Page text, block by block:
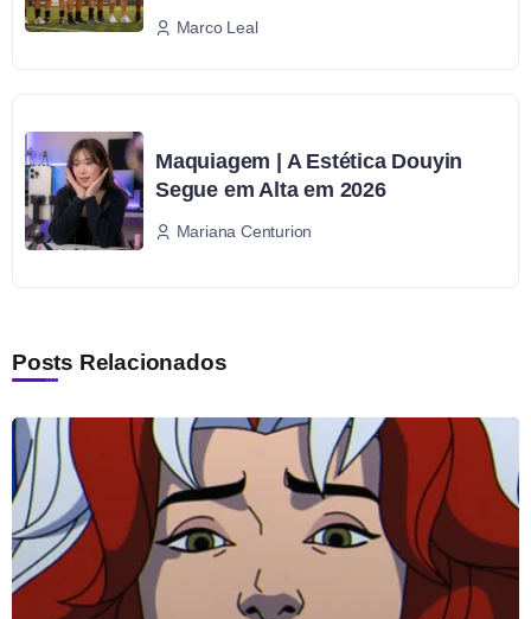
Marco Leal
Maquiagem | A Estética Douyin
Segue em Alta em 2026
Mariana Centurion
Posts Relacionados